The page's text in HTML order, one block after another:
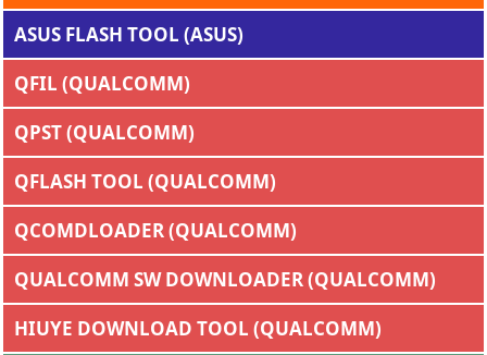
ASUS FLASH TOOL (ASUS)
QFIL (QUALCOMM)
QPST (QUALCOMM)
QFLASH TOOL (QUALCOMM)
QCOMDLOADER (QUALCOMM)
QUALCOMM SW DOWNLOADER (QUALCOMM)
HIUYE DOWNLOAD TOOL (QUALCOMM)